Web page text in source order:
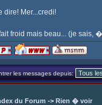
dire! Mer...credi!
froid mais beau... (je
les messages depuis:
du Forum -> Rien � voir